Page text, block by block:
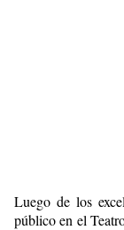
Luego de los
público en el